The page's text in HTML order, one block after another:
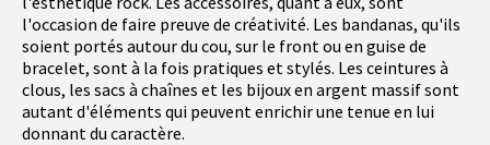
l'occasion de faire preuve de créativité. Les bandanas, qu'ils
soient portés autour du cou, sur le front ou en guise de
bracelet, sont à la fois pratiques et stylés. Les ceintures à
clous, les sacs à chaînes et les bijoux en argent massif sont
autant d'éléments qui peuvent enrichir une tenue en lui
donnant du caractère.